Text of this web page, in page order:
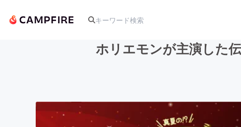
アート・写真
ホリエモンが主演した